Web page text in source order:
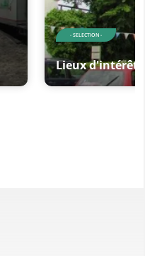
- SELECTION -
Lieux d'intérêt